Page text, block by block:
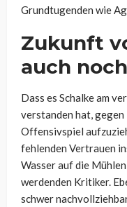
Grundtugenden wie
Zukunft
auch
Dass es Schalke am
verstanden hat,
Offensivspiel
fehlenden Vertrauen
Wasser auf die
werdenden Kritiker.
schwer